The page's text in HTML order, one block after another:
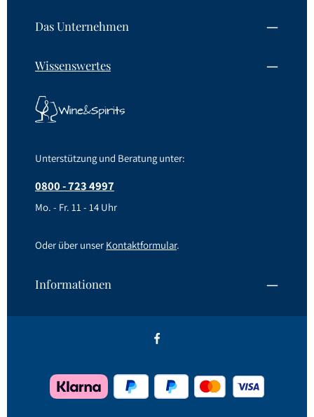
Das Unternehmen
Wissenswertes
Unterstützung und Beratung unter:
0800 - 723 4997
Mo. - Fr. 11 - 14 Uhr
Oder über unser Kontaktformular.
Informationen